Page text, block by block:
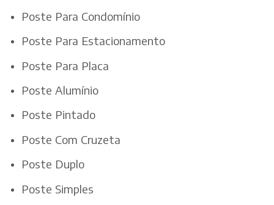
Poste Para Condomínio
Poste Para Estacionamento
Poste Para Placa
Poste Alumínio
Poste Pintado
Poste Com Cruzeta
Poste Duplo
Poste Simples